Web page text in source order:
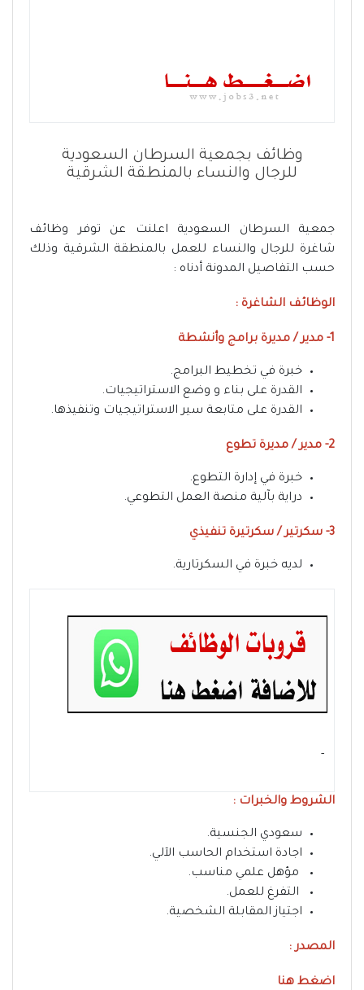
وظائف بجمعية السرطان السعودية
للرجال والنساء بالمنطقة الشرقية
جمعية السرطان السعودية اعلنت عن توفر وظائف
شاغرة للرجال والنساء للعمل بالمنطقة الشرقية وذلك
حسب التفاصيل المدونة أدناه :
الوظائف الشاغرة :
1- مدير / مديرة برامج وأنشطة
خبرة في تخطيط البرامج.
القدرة على بناء و وضع الاستراتيجيات.
القدرة على متابعة سير الاستراتيجيات وتنفيذها.
2- مدير / مديرة تطوع
خبرة في إدارة التطوع.
دراية بآلية منصة العمل التطوعي.
3- سكرتير / سكرتيرة تنفيذي
لديه خبرة في السكرتارية.
- ‏
الشروط والخبرات :
سعودي الجنسية.
اجادة استخدام الحاسب الآلي.
مؤهل علمي مناسب.
التفرغ للعمل.
اجتياز المقابلة الشخصية.
المصدر :
اضغط هنا